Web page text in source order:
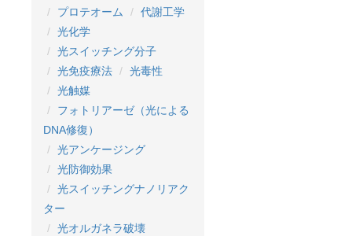
プロテオーム
代謝工学
光化学
光スイッチング分子
光免疫療法
光毒性
光触媒
フォトリアーゼ（光による
DNA修復）
光アンケージング
光防御効果
光スイッチングナノリアク
ター
光オルガネラ破壊